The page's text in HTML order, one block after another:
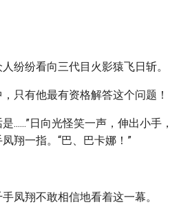
纷纷看向三代目火影猿飞日斩。
只有他最有资格解答这个问题！
......”日向光怪笑一声，伸出小手，
翔一指。“巴、巴卡娜！”
凤翔不敢相信地看着这一幕。